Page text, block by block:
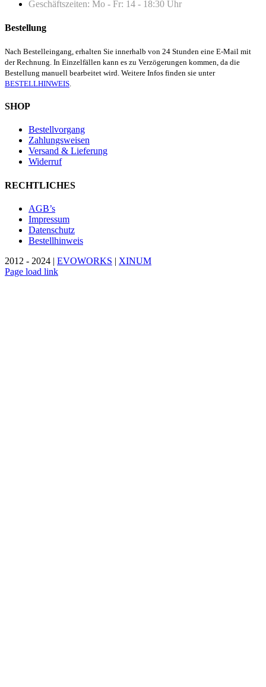
Geschäftszeiten: Mo - Fr: 14 - 18:30 Uhr
Bestellung
Nach Bestelleingang, erhalten Sie innerhalb von 24 Stunden eine E-Mail mit
der Rechnung. In Einzelfällen kann es zu Verzögerungen kommen, da die
Bestellung manuell bearbeitet wird. Weitere Infos finden sie unter
BESTELLHINWEIS
SHOP
Bestellvorgang
Zahlungsweisen
Versand & Lieferung
Widerruf
RECHTLICHES
AGB’s
Impressum
Datenschutz
Bestellhinweis
2012 - 2024 | EVOWORKS | XINUM
Page load link